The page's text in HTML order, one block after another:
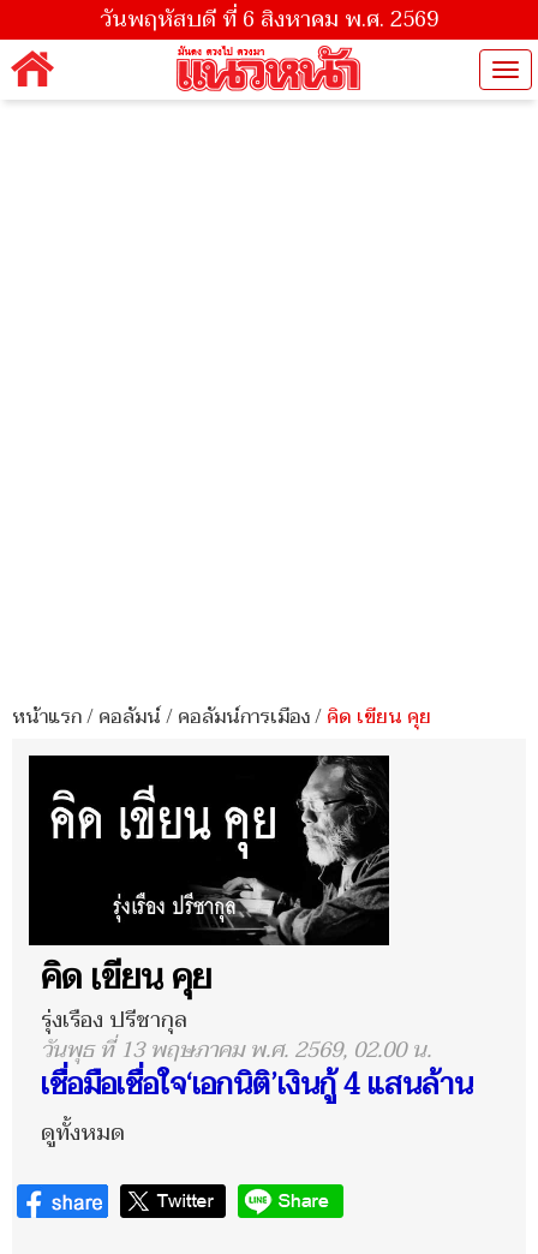
วันพฤหัสบดี ที่ 6 สิงหาคม พ.ศ. 2569
หน้าแรก/คอลัมน์/คอลัมน์การเมือง/คิด เขียน คุย
คิด เขียน คุย
รุ่งเรือง ปรีชากุล
วันพุธ ที่ 13 พฤษภาคม พ.ศ. 2569, 02.00 น.
เชื่อมือเชื่อใจ‘เอกนิติ’เงินกู้ 4 แสนล้าน
ดูทั้งหมด